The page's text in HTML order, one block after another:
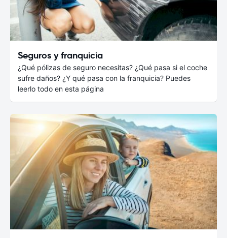
Seguros y franquicia
¿Qué pólizas de seguro necesitas? ¿Qué pasa si el coche
sufre daños? ¿Y qué pasa con la franquicia? Puedes
leerlo todo en esta página